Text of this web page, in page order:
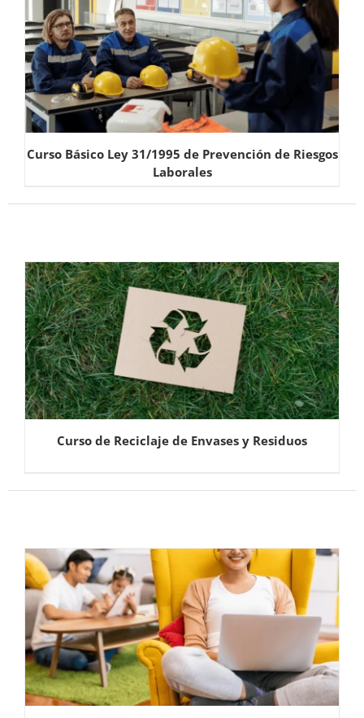
Curso Básico Ley 31/1995 de Prevención de Riesgos
Laborales
Curso de Reciclaje de Envases y Residuos